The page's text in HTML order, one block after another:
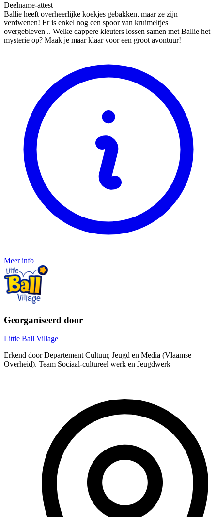
Deelname-attest
Ballie heeft overheerlijke koekjes gebakken, maar ze zijn
verdwenen! Er is enkel nog een spoor van kruimeltjes
overgebleven... Welke dappere kleuters lossen samen met Ballie het
mysterie op? Maak je maar klaar voor een groot avontuur!
Meer info
Georganiseerd door
Little Ball Village
Erkend door Departement Cultuur, Jeugd en Media (Vlaamse
Overheid), Team Sociaal-cultureel werk en Jeugdwerk